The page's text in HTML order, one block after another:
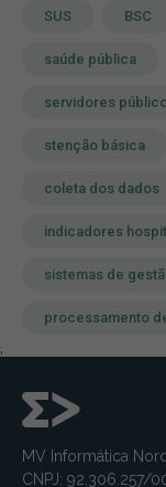
SUS BSC
saúde pública
servidores
stenção básica
coleta dos dados
indicadores
sistemas de
processamento
;
MV Informática
CNPJ: 92.306.257/